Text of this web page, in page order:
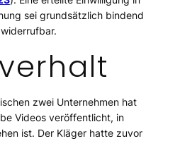
sei grundsätzlich bindend
zwei Unternehmen hat
Videos veröffentlicht, in
ist. Der Kläger hatte zuvor